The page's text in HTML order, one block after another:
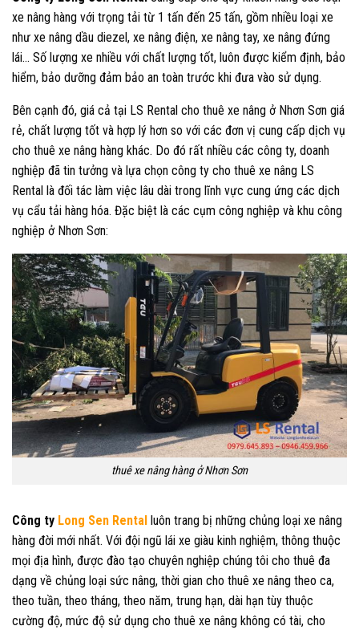
xe nâng hàng với trọng tải từ 1 tấn đến 25 tấn, gồm nhiều loại xe
như xe nâng dầu diezel, xe nâng điện, xe nâng tay, xe nâng đứng
lái… Số lượng xe nhiều với chất lượng tốt, luôn được kiểm định, bảo
hiểm, bảo dưỡng đảm bảo an toàn trước khi đưa vào sử dụng.
Bên cạnh đó, giá cả tại LS Rental cho thuê xe nâng ở Nhơn Sơn giá
rẻ, chất lượng tốt và hợp lý hơn so với các đơn vị cung cấp dịch vụ
cho thuê xe nâng hàng khác. Do đó rất nhiều các công ty, doanh
nghiệp đã tin tưởng và lựa chọn công ty cho thuê xe nâng LS
Rental là đối tác làm việc lâu dài trong lĩnh vực cung ứng các dịch
vụ cẩu tải hàng hóa. Đặc biệt là các cụm công nghiệp và khu công
nghiệp ở Nhơn Sơn:
thuê xe nâng hàng ở Nhơn Sơn
Công ty Long Sen Rental luôn trang bị những chủng loại xe nâng
hàng đời mới nhất. Với đội ngũ lái xe giàu kinh nghiệm, thông thuộc
mọi địa hình, được đào tạo chuyên nghiệp chúng tôi cho thuê đa
dạng về chủng loại sức nâng, thời gian cho thuê xe nâng theo ca,
theo tuần, theo tháng, theo năm, trung hạn, dài hạn tùy thuộc
cường độ, mức độ sử dụng cho thuê xe nâng không có tài, cho